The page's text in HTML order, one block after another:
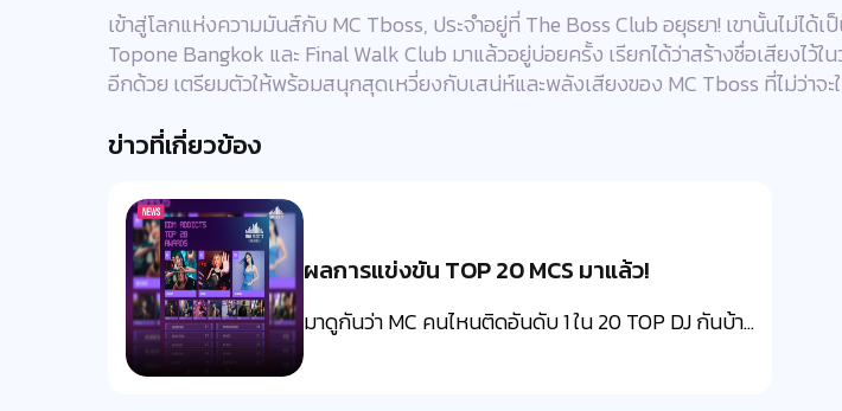
เข้าสู่โลกแห่งความมันส์กับ MC Tboss, ประจำอยู่ที่ The Boss Club อยุธยา! เขานั้นไม่ไ
Topone Bangkok และ Final Walk Club มาแล้วอยู่บ่อยครั้ง เรียกได้ว่าสร้างชื่อเสียงไ
อีกด้วย เตรียมตัวให้พร้อมสนุกสุดเหวี่ยงกับเสน่ห์และพลังเสียงของ MC Tboss ที่ไม่ว่าจะ
ข่าวที่เกี่ยวข้อง
ผลการแข่งขัน TOP 20 MCS มาแล้ว!
มาดูกันว่า MC คนไหนติดอันดับ 1 ใน 20 TOP DJ กันบ้า...